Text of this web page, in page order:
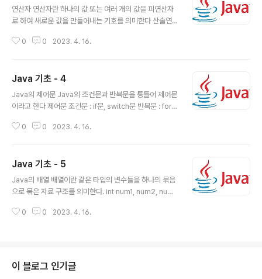
값을 저장하는 것 class Exam { public static void ma
in(String[] args) { int num; // 변수를 선언 num = 1; //
이의 제한이 없다 Num과 num..
연산자 연산자란 하나의 값 또는 여러 개의 값을 피연산자
로 하여 새로운 값을 만들어내는 기호를 의미한다 산술연
산자(%)가 존재 나눗셈 연산자와 나머지 연산자를 사용할
수점 이하 값은 버려짐 나눗셈 연산자를 사용할 때, 좌항이
나 우항 중 실수 타입의 값이 있다면 실수 타입이 아닌 값도
실수 타입으로 자동 형변환되며 결과적으로 소수점이 버려
+ (덧셈 연산자) 두 항의 값을 더한 값을 반환한다 7 + 4 1
0 0 2023. 4. 16.
Java 기초 - 4
Java의 제어문 Java의 조건문과 반복문을 통틀어 제어문
이라고 한다 제어문 조건문 : if문, switch문 반복문 : for
합하는 경우, 특정 코드를 실행 또는 실행시키지 않을 수 있
할 코드를 입력 if(조건식) { // 조건식이 참일 떄 실행될 블
록 } if ~ else문 if문의 조건식이 true일 경우 해당 블록이
실행되고 조건식이 false라면 다음 조건문인 else if문의
else블록을 실행 if(조건식1) { // 조건식1이 참일 때 실..
0 0 2023. 4. 16.
Java 기초 - 5
Java의 배열 배열이란 같은 타입의 변수들을 하나의 묶음
으로 묶은 자료 구조를 의미한다. int num1, num2, num
m = new int[5]; // 배열을 사용하는 경우 배열의 선언과
이] // 배열의 선언과 생성을 한줄로 간략화 int[] value =
new int[5]; // 원하는 값으로 배열의 생성과 초기화 int[]
0 0 2023. 4. 16.
이 블로그 인기글